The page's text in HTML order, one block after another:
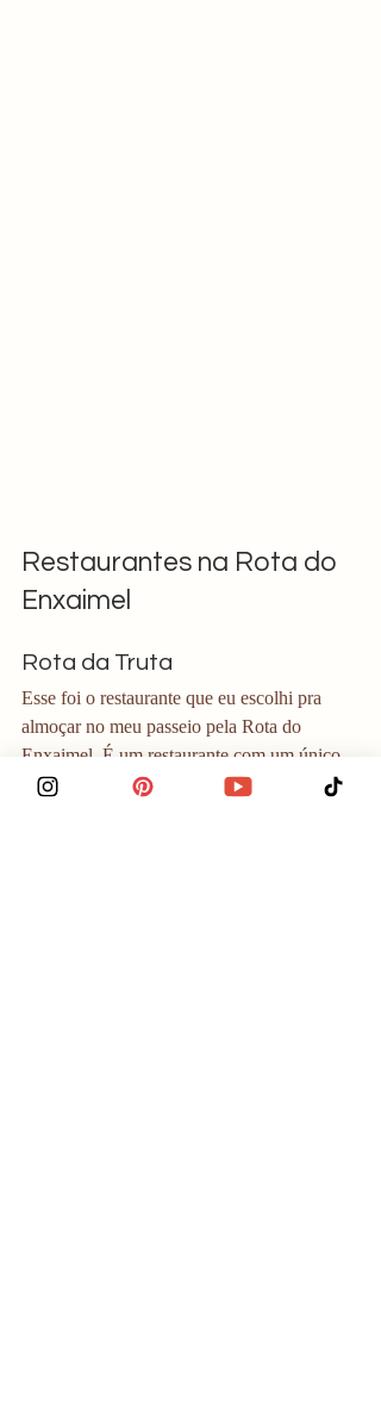
Restaurantes na Rota do
Enxaimel
Rota da Truta
Esse foi o restaurante que eu escolhi pra
almoçar no meu passeio pela Rota do
Enxaimel. É um restaurante com um único
prato no cardápio: uma sequência de trutas.